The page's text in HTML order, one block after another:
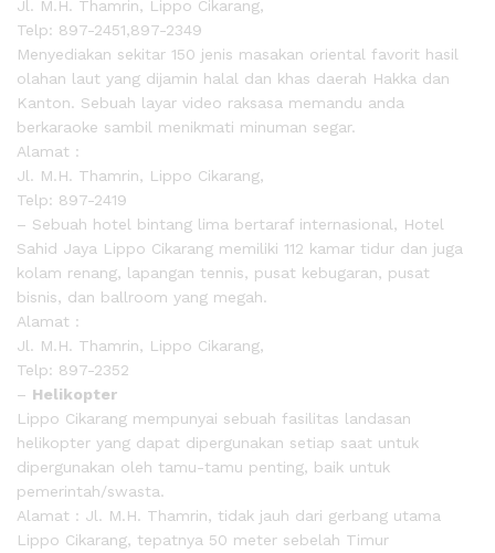
Jl. M.H. Thamrin, Lippo Cikarang,
Telp: 897-2451,897-2349
Menyediakan sekitar 150 jenis masakan oriental favorit hasil
olahan laut yang dijamin halal dan khas daerah Hakka dan
Kanton. Sebuah layar video raksasa memandu anda
berkaraoke sambil menikmati minuman segar.
Alamat :
Jl. M.H. Thamrin, Lippo Cikarang,
Telp: 897-2419
– Sebuah hotel bintang lima bertaraf internasional, Hotel
Sahid Jaya Lippo Cikarang memiliki 112 kamar tidur dan juga
kolam renang, lapangan tennis, pusat kebugaran, pusat
bisnis, dan ballroom yang megah.
Alamat :
Jl. M.H. Thamrin, Lippo Cikarang,
Telp: 897-2352
– Helikopter
Lippo Cikarang mempunyai sebuah fasilitas landasan
helikopter yang dapat dipergunakan setiap saat untuk
dipergunakan oleh tamu-tamu penting, baik untuk
pemerintah/swasta.
Alamat : Jl. M.H. Thamrin, tidak jauh dari gerbang utama
Lippo Cikarang, tepatnya 50 meter sebelah Timur